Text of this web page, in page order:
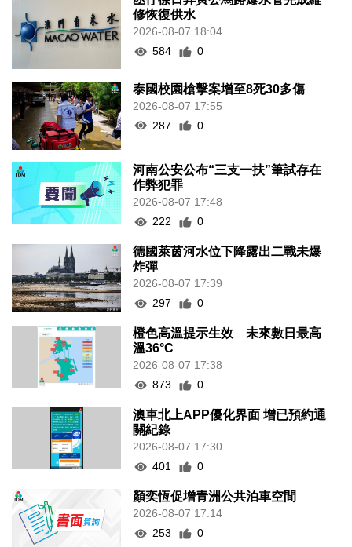
修恢復供水
2026-08-07 18:04
584
0
泰國校園槍擊案增至8死30多傷
2026-08-07 17:55
287
0
河南公安公布“三支一扶”筆試存在
作弊犯罪
2026-08-07 17:48
222
0
德國萊茵河水位下降露出二戰未爆
炸彈
2026-08-07 17:39
297
0
橙色高溫提示生效 未來數日最高
溫36°C
2026-08-07 17:38
873
0
澳車北上APP優化界面 增已預約通
關紀錄
2026-08-07 17:30
401
0
顏奕恆促增青洲公共泊車空間
2026-08-07 17:14
253
0